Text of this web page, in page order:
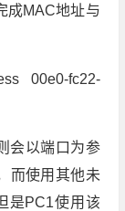
成MAC地址与
00e0-fc22-
会以端口为参
而使用其他未
是PC1使用该